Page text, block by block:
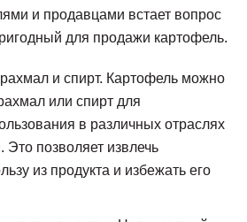
и продавцами встает вопрос
для продажи картофель.
и спирт. Картофель можно
или спирт для
в различных отраслях
позволяет извлечь
из продукта и избежать его